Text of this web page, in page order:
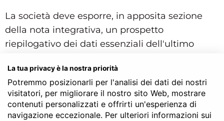
La società deve esporre, in apposita sezione
della nota integrativa, un prospetto
riepilogativo dei dati essenziali dell'ultimo
di essa l'attività di direzione e coordinamento.
Parimenti, gli amministratori devono indicare
nella relazione sulla gestione i rapporti
La tua privacy è la nostra priorità
Potremmo posizionarli per l'analisi dei dati dei nostri
visitatori, per migliorare il nostro sito Web, mostrare
contenuti personalizzati e offrirti un'esperienza di
navigazione eccezionale. Per ulteriori informazioni sui